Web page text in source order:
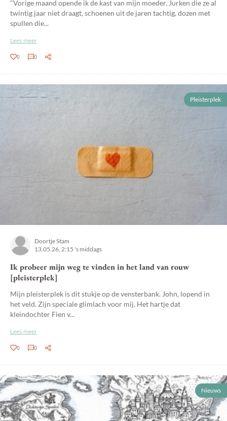
"Vorige maand opende ik de kast van mijn moeder. Jurken die ze al
twintig jaar niet draagt, schoenen uit de jaren tachtig, dozen met
spullen die...
Lees meer
0 0
Pleisterplek
Doortje Stam
13.05.26, 2:15 's middags
Ik probeer mijn weg te vinden in het land van rouw
[pleisterplek]
Mijn pleisterplek is dit stukje op de vensterbank. John, lopend in
het veld. Zijn speciale glimlach voor mij. Het hartje dat
kleindochter Fien v...
Lees meer
0 0
Nieuws